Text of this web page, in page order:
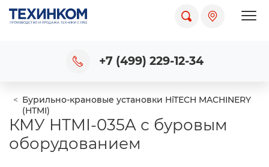
+7 (499) 229-12-34
Бурильно-крановые установки HiTECH MACHINERY
(HTMI)
КМУ HTMI-035A с буровым
оборудованием